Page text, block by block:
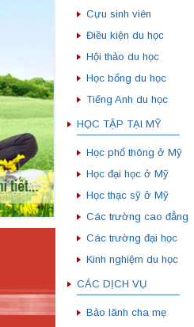
Cựu sinh viên
Điều kiện du học
Hội thảo du học
Học bổng du học
Tiếng Anh du học
HỌC TẬP TẠI MỸ
——————————
Học phổ thông ở Mỹ
Học đại học ở Mỹ
Học thạc sỹ ở Mỹ
Các trường cao đẳng
Các trường đại học
Kinh nghiệm du học
CÁC DỊCH VỤ
——————————
Bảo lãnh cha mẹ